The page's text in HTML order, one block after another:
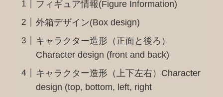
フィギュア情報(Figure Information)
外箱デザイン(Box design)
キャラクター造形（正面と後ろ）
Character design (front and back)
キャラクター造形（上下左右）Character
design (top, bottom, left, right